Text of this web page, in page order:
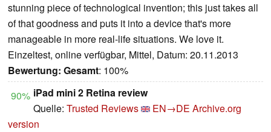
stunning piece of technological invention; this just takes all
of that goodness and puts it into a device that's more
manageable in more real-life situations. We love it.
Einzeltest, online verfügbar, Mittel, Datum: 20.11.2013
Bewertung: Gesamt: 100%
90% iPad mini 2 Retina review
Quelle: Trusted Reviews EN→DE Archive.org
version